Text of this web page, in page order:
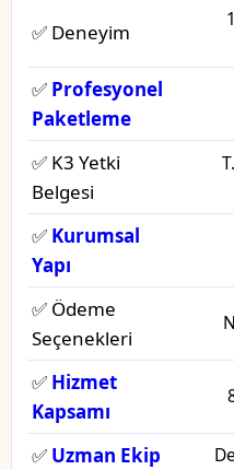
✅ Deneyim
✅ Profesyonel
Paketleme
✅ K3 Yetki
Belgesi
✅ Kurumsal
Yapı
✅ Ödeme
Seçenekleri
✅ Hizmet
Kapsamı
✅ Uzman Ekip